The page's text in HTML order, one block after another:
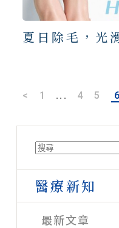
醫療新知
最新文章
夏日除毛，光
< 1 ... 4 5 6